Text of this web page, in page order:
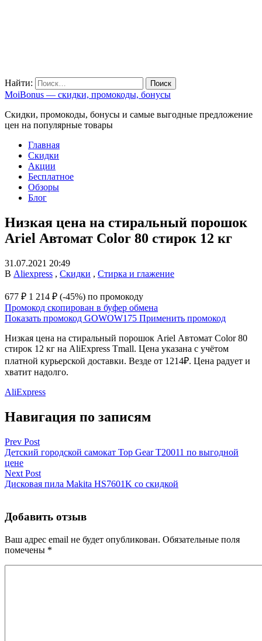
Найти:
MoiBonus — скидки, промокоды, бонусы
Скидки, промокоды, бонусы и самые выгодные предложение
цен на популярные товары
Главная
Скидки
Акции
Бесплатное
Обзоры
Блог
Низкая цена на стиральный порошок
Ariel Автомат Color 80 стирок 12 кг
31.07.2021 20:49
В Aliexpress , Скидки , Стирка и глажение
677 ₽ 1 214 ₽ (-45%) по промокоду
Промокод скопирован в буфер обмена
Показать промокод GOWOW175 Применить промокод
Низкая цена на стиральный порошок Ariel Автомат Color 80
стирок 12 кг на AliExpress Tmall. Цена указана с учётом
платной курьерской доставки. Везде от 1214₽. Цена радует и
хватит надолго.
AliExpress
Навигация по записям
Prev Post
Детский городской самокат Top Gear Т20011 по выгодной
цене
Next Post
Дисковая пила Makita HS7601K со скидкой
Добавить отзыв
Ваш адрес email не будет опубликован. Обязательные поля
помечены *